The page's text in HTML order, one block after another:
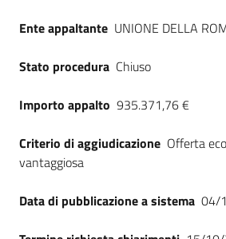
Ente appaltante UNIONE DELLA
Stato procedura Chiuso
Importo appalto 935.371,76 €
Criterio di aggiudicazione Offerta
vantaggiosa
Data di pubblicazione a sistema 04/